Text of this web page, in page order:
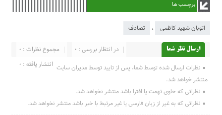
برچسب ها
اتوبان شهید کاظمی ، تصادف
ارسال نظر شما مجموع نظرات : 0
در انتظار بررسی : 0
انتشار یافته : 0 نظرات ارسال شده توسط شما، پس از تایید توسط مدیران سایت
منتشر خواهد شد.
نظراتی که حاوی تهمت یا افترا باشد منتشر نخواهد شد.
نظراتی که به غیر از زبان فارسی یا غیر مرتبط با خبر باشد منتشر نخواهد شد.